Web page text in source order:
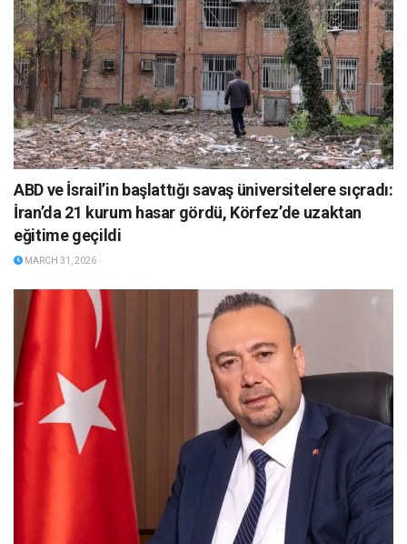
ABD ve İsrail’in başlattığı savaş üniversitelere sıçradı:
İran’da 21 kurum hasar gördü, Körfez’de uzaktan
eğitime geçildi
MARCH 31, 2026